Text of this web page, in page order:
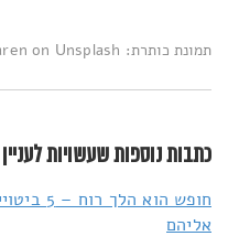
תמונת כותרת: Leio McLaren on Unsplash
כתבות נוספות שעשויות
חופש
אליהם